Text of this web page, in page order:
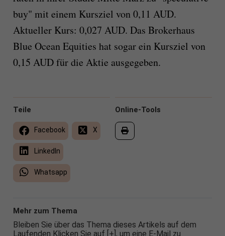
buy" mit einem Kursziel von 0,11 AUD.
Aktueller Kurs: 0,027 AUD. Das Brokerhaus
Blue Ocean Equities hat sogar ein Kursziel von
0,15 AUD für die Aktie ausgegeben.
Online-Tools
Teile
Facebook X
LinkedIn
Whatsapp
Mehr zum Thema
Bleiben Sie über das Thema dieses Artikels auf dem
Laufenden Klicken Sie auf [+], um eine E-Mail zu